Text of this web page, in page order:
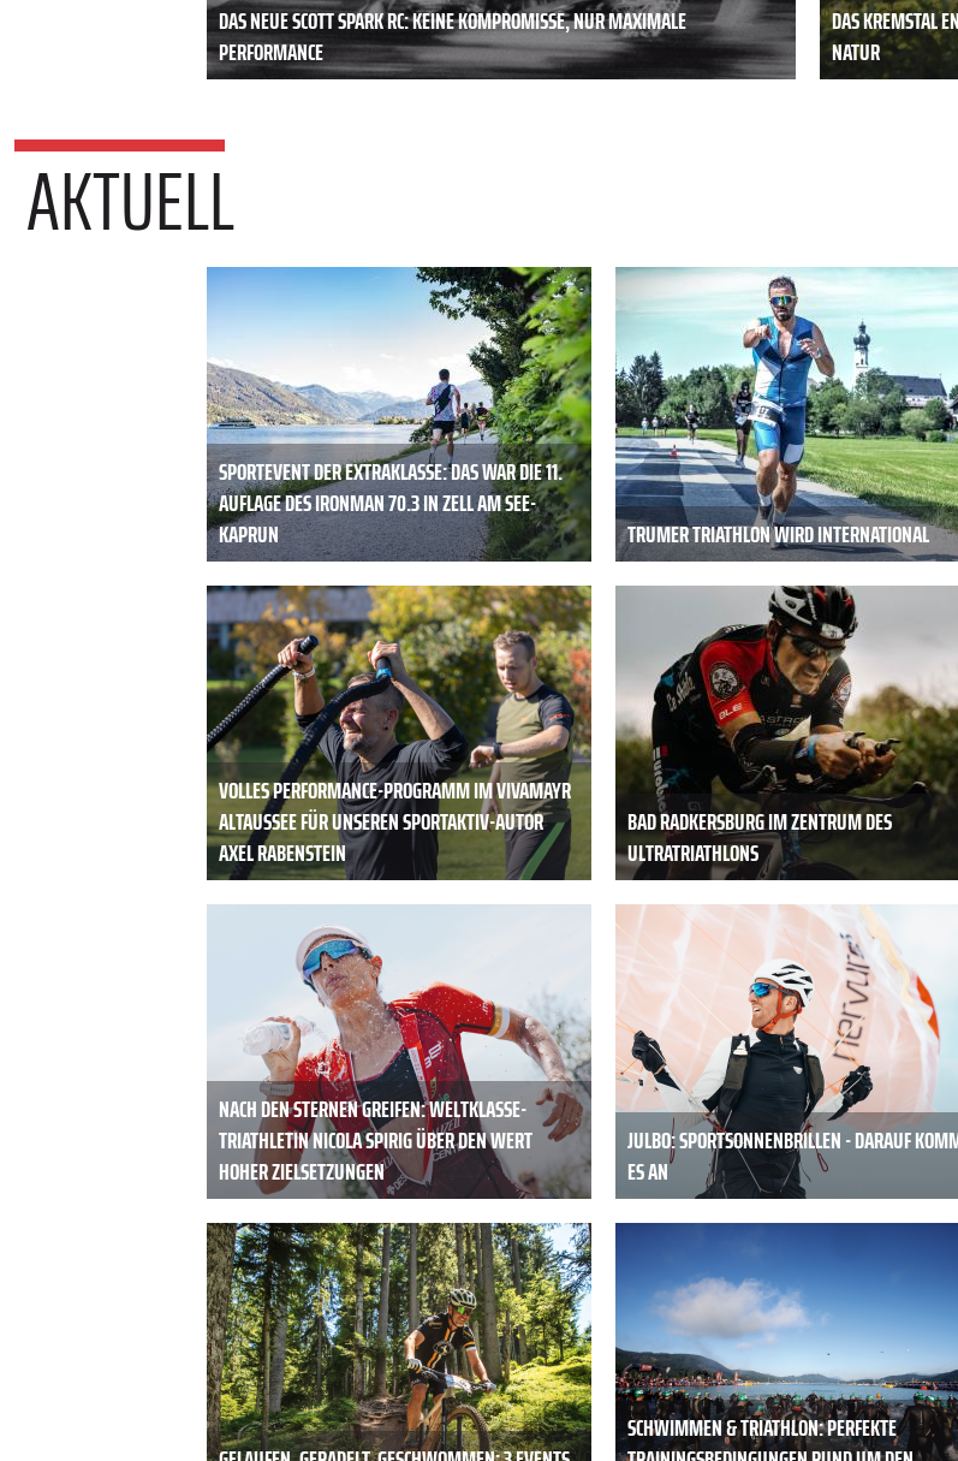
DAS NEUE SCOTT SPARK RC: KEINE KOMPROMISSE, NUR MAXIMALE
PERFORMANCE
DAS KREMSTAL
NATUR
AKTUELL
SPORTEVENT DER EXTRAKLASSE: DAS WAR DIE 11.
AUFLAGE DES IRONMAN 70.3 IN ZELL AM SEE-
KAPRUN
TRUMER TRIATHLON WIRD INTERNATIONAL
VOLLES PERFORMANCE-PROGRAMM IM VIVAMAYR
ALTAUSSEE FÜR UNSEREN SPORTAKTIV-AUTOR
AXEL RABENSTEIN
BAD RADKERSBURG IM ZENTRUM DES
ULTRATRIATHLONS
NACH DEN STERNEN GREIFEN: WELTKLASSE-
TRIATHLETIN NICOLA SPIRIG ÜBER DEN WERT
HOHER ZIELSETZUNGEN
JULBO: SPORTSONNENBRILLEN - DARAUF
ES AN
SCHWIMMEN & TRIATHLON: PERFEKTE